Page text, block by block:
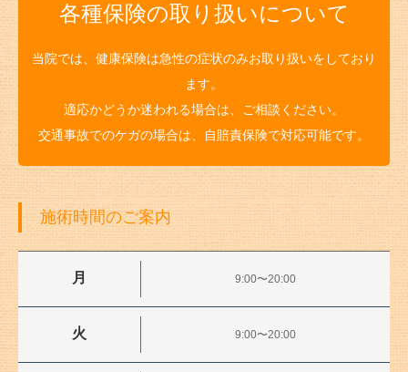
各種保険の取り扱いについて
当院では、健康保険は急性の症状のみお取り扱いをしており
ます。
適応かどうか迷われる場合は、ご相談ください。
交通事故でのケガの場合は、自賠責保険で対応可能です。
施術時間のご案内
月 9:00〜20:00
火 9:00〜20:00